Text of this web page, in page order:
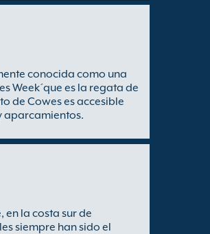
conocida como una
Week´que es la regata de
de Cowes es accesible
aparcamientos.
la costa sur de
siempre han sido el